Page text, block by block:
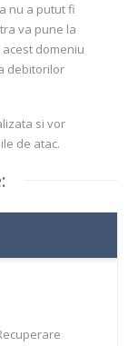
nu a putut fi
va pune la
domeniu
debitorilor
si vor
de atac.